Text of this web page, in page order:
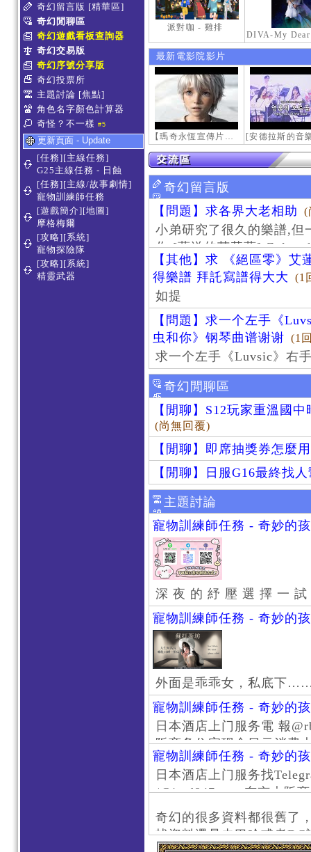
奇幻留言版 [精華區]
奇幻閒聊區
奇幻遊戲看板查詢器
奇幻交易版
奇幻序號分享版
奇幻投票所
主題討論 [焦點]
角色名字顏色計算器
奇怪？不一樣 #5
更新頁面 - Update
[任務][主線任務]
G25主線任務 - 日蝕
[任務][主線/故事劇情]
寵物訓練師任務
[遊戲簡介][地圖]
摩格梅爾
[攻略][系統]
寵物探險隊
[攻略][系統]
精靈武器
派對咖 - 雞排
最新電影院影片
【瑪奇永恆宣傳片】最初的感動
奇幻留言版
【問題】求各界大老相助
(
小弟研究了很久的樂譜,但
作 [葬送的芙莉蓮]-
【其他】求 《絕區零》艾
得樂譜 拜託寫譜得大大
(1
如提
【問題】求一个左手《
虫和你》钢琴曲谱谢谢 (1
求一个左手《Luvsic》右
奇幻閒聊區
【閒聊】S12玩家重溫國
(尚無回覆)
【閒聊】即席抽獎券怎麼
【閒聊】日服G16最終找
主題討論
寵物訓練師任務 - 奇妙的
深 夜 的 紓 壓 選 擇 一
寵物訓練師任務 - 奇妙的
外面是乖乖女，私底下
寵物訓練師任務 - 奇妙的
日本酒店上门服务電 報
阪商务住宅现金日元消费
京风俗 #大阪风俗 #东京
上门服务新宿风俗 #梅田
#日本萝莉 #大阪萝莉 #日
寵物訓練師任務 - 奇妙的
日本酒店上门服务找
/@jptd847utpp 东京大阪
京旅游 #大阪旅游 #东京
东京上门服务 #大阪上门
心斋桥风俗 #日本女孩 #
奇幻的很多資料都很舊了
找資料還是去巴哈或者